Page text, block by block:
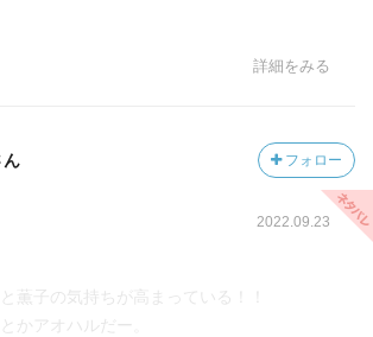
詳細をみる
フォロー
2022.09.23
薫子の気持ちが高まっている！！
かアオハルだー。